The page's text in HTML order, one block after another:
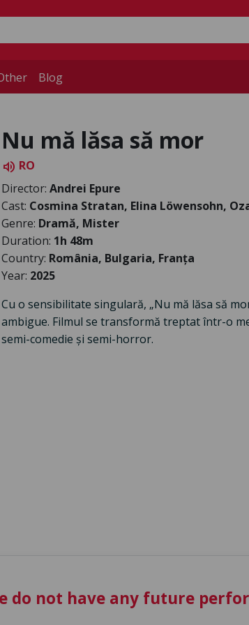
Blog
Nu mă lăsa să mor
volume_up RO
Director: Andrei Epure
Cast: Cosmina Stratan, Elina Löwensohn,
Genre: Dramă, Mister
Duration: 1h 48m
Country: România, Bulgaria, Franța
Year: 2025
Cu o sensibilitate singulară, „Nu mă lăsa să
ambigue. Filmul se transformă treptat într-o
semi-comedie și semi-horror.
do not have any future